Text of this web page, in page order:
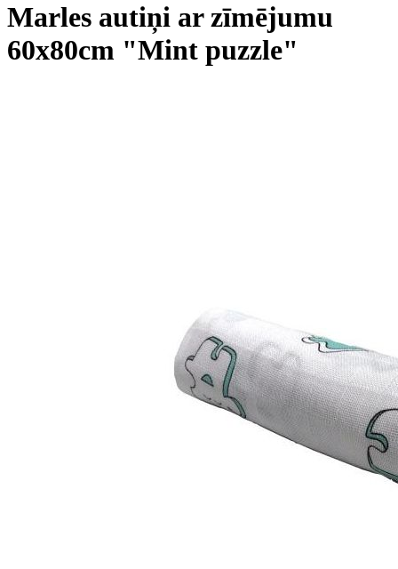
Marles autiņi ar zīmējumu
60x80cm "Mint puzzle"